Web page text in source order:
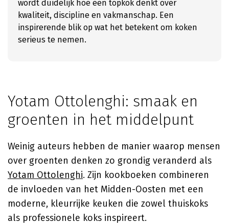
wordt duidelijk hoe een topkok denkt over
kwaliteit, discipline en vakmanschap. Een
inspirerende blik op wat het betekent om koken
serieus te nemen.
Yotam Ottolenghi: smaak en
groenten in het middelpunt
Weinig auteurs hebben de manier waarop mensen
over groenten denken zo grondig veranderd als
Yotam Ottolenghi. Zijn kookboeken combineren
de invloeden van het Midden-Oosten met een
moderne, kleurrijke keuken die zowel thuiskoks
als professionele koks inspireert.